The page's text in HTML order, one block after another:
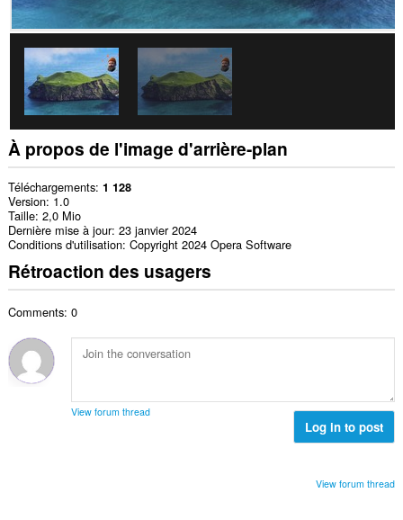
À propos de l'image d'arrière-plan
Téléchargements 1 128
Version 1.0
Taille 2,0 Mio
Dernière mise à jour 23 janvier 2024
Conditions d'utilisation Copyright 2024 Opera Software
Rétroaction des usagers
Comments: 0
View forum thread
Log in to post
View forum thread